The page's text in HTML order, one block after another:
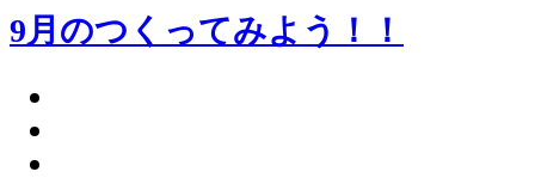
9月のつくってみよう！！